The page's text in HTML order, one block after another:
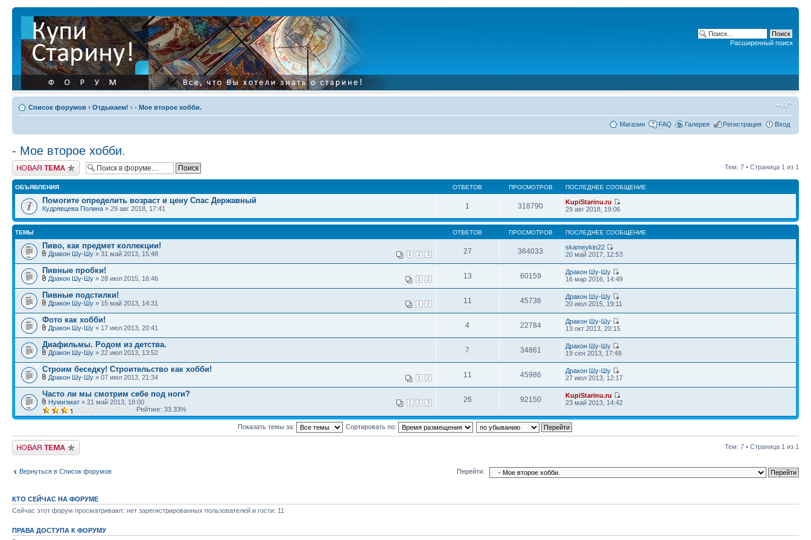
Расширенный поиск
Список форумов ‹ Отдыхаем! ‹ - Мое второе хобби.
Магазин FAQ Галерея Регистрация Вход
- Мое второе хобби.
Начать новую тему Тем: 7 • Страница 1 из 1
ОБЪЯВЛЕНИЯ ОТВЕТОВ ПРОСМОТРОВ ПОСЛЕДНЕЕ СООБЩЕНИЕ
Помогите определить возраст и цену Спас Державный
Кудрявцева Полина » 29 авг 2018, 17:41 1 318790
KupiStarinu.ru
29 авг 2018, 19:06
ТЕМЫ ОТВЕТОВ ПРОСМОТРОВ ПОСЛЕДНЕЕ СООБЩЕНИЕ
Пиво, как предмет коллекции!
1 2 3
Дракон Шу-Шу » 31 май 2013, 15:48 27 364033
skameykin22
20 май 2017, 12:53
Пивные пробки!
1 2
Дракон Шу-Шу » 28 июл 2015, 16:46 13 60159
Дракон Шу-Шу
16 мар 2016, 14:49
Пивные подстилки!
1 2
Дракон Шу-Шу » 15 май 2013, 14:31 11 45736
Дракон Шу-Шу
20 июл 2015, 19:11
Фото как хобби!
Дракон Шу-Шу » 17 июл 2013, 20:41 4 22784
Дракон Шу-Шу
13 окт 2013, 20:15
Диафильмы. Родом из детства.
Дракон Шу-Шу » 22 июл 2013, 13:52 7 34861
Дракон Шу-Шу
19 сен 2013, 17:49
Строим беседку! Строительство как хобби!
1 2
Дракон Шу-Шу » 07 июл 2013, 21:34 11 45986
Дракон Шу-Шу
27 июл 2013, 12:17
Часто ли мы смотрим себе под ноги?
1 2 3
Нумизмат » 21 май 2013, 18:00
Рейтинг: 33.33%
26 92150
KupiStarinu.ru
23 май 2013, 14:42
Показать темы за: Сортировать по:
Начать новую тему Тем: 7 • Страница 1 из 1
Вернуться в Список форумов Перейти:
КТО СЕЙЧАС НА ФОРУМЕ
Сейчас этот форум просматривают: нет зарегистрированных пользователей и гости: 11
ПРАВА ДОСТУПА К ФОРУМУ